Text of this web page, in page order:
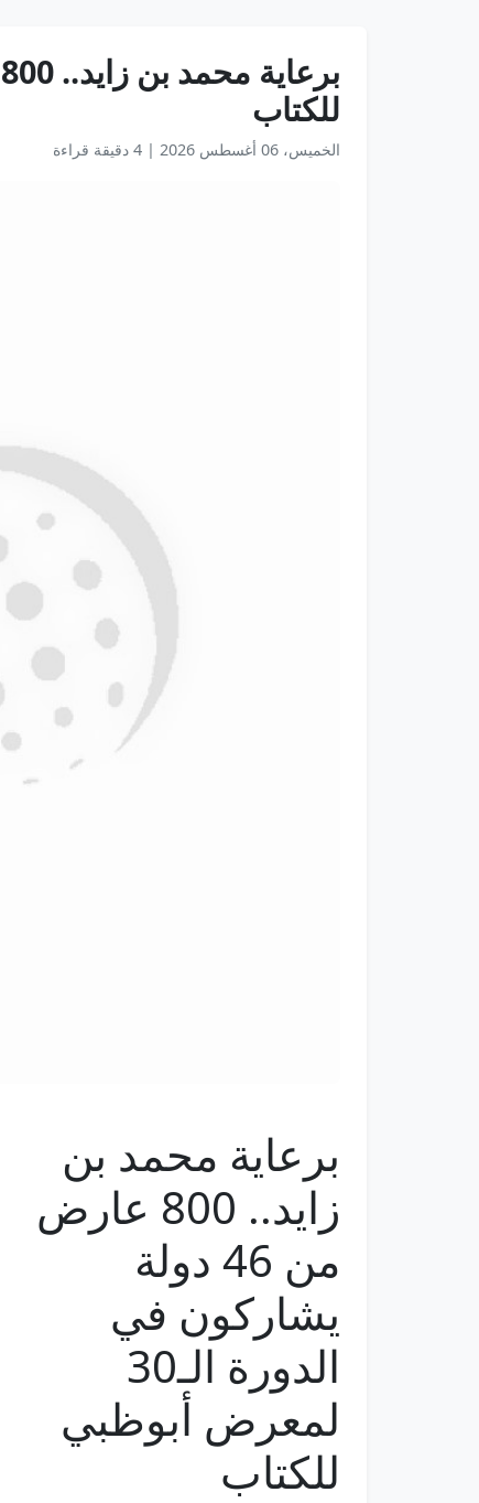
للكتاب
الخميس، 06 أغسطس 2026 | 4 دقيقة قراءة
برعاية محمد بن
زايد.. 800 عارض
من 46 دولة
يشاركون في
الدورة الـ30
لمعرض أبوظبي
للكتاب